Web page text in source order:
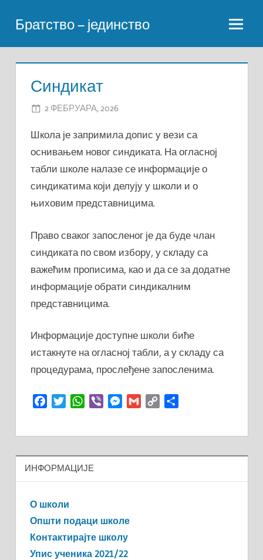
Братство – јединство
Синдикат
2 ФЕБРУАРА, 2026
Школа је запримила допис у вези са
оснивањем новог синдиката. На огласној
табли школе налазе се информације о
синдикатима који делују у школи и о
њиховим представницима.
Право сваког запосленог је да буде члан
синдиката по свом избору, у складу са
важећим прописима, као и да се за додатне
информације обрати синдикалним
представницима.
Информације доступне школи биће
истакнуте на огласној табли, а у складу са
процедурама, прослеђене запосленима.
FacebookTwitterWhatsApp
Viber Messenger
Gmail Copy
ИНФОРМАЦИЈЕ
О школи
Општи подаци школе
Контактирајте школу
Упис ученика 2021/22